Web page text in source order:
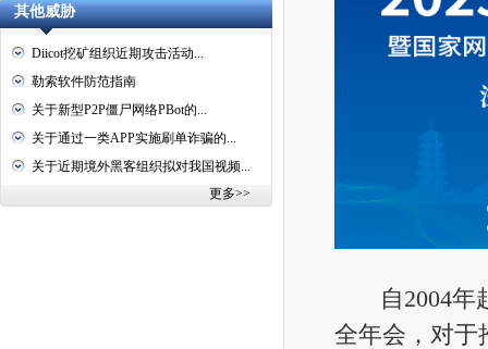
其他威胁
Diicot挖矿组织近期攻击活动...
勒索软件防范指南
关于新型P2P僵尸网络PBot的...
关于通过一类APP实施刷单诈骗的...
关于近期境外黑客组织拟对我国视频...
更多>>
自2004年起
全年会，对于